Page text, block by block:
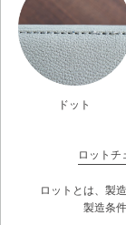
ドット
ロットチ
ロットとは、製
製造条